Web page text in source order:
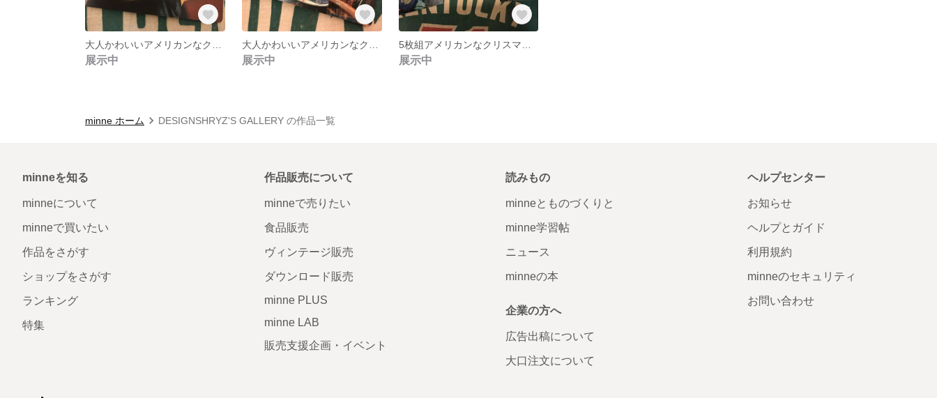
展示中 展示中 展示中
minne ホーム DESIGNSHRYZ'S GALLERY の作品一覧
minneを知る
minneについて
minneで買いたい
作品をさがす
ショップをさがす
ランキング
特集
作品販売について
minneで売りたい
食品販売
ヴィンテージ販売
ダウンロード販売
minne PLUS
minne LAB
販売支援企画・イベント
読みもの
minneとものづくりと
minne学習帖
ニュース
minneの本
企業の方へ
広告出稿について
大口注文について
ヘルプセンター
お知らせ
ヘルプとガイド
利用規約
minneのセキュリティ
お問い合わせ